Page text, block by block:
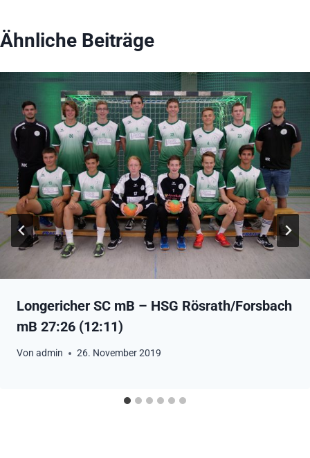
Ähnliche Beiträge
Longericher SC mB – HSG Rösrath/Forsbach
mB 27:26 (12:11)
Von admin 26. November 2019